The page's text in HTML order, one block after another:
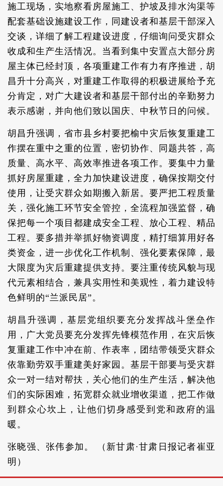
施工现场，实地察看房屋施工、护坡及排水沟渠等
配套基础设施建设工作，同建设者和基层干部深入
交谈，详细了解工程建设进度，仔细询问受灾群众
收成和生产生活情况。当看到集中安置点大部分房
屋主体已经封顶，各项重建工作有力有序推进，胡
昌升十分高兴，对重建工作取得的积极进展给予充
分肯定，对广大建设者和基层干部付出的辛勤努力
表示感谢，并向他们致以国庆、中秋节日的问候。
胡昌升强调，省市县乡村要把榆中灾后恢复重建工
作摆在重中之重的位置，密切协作、同题共答，高
质量、高水平、高效率推进各项工作。要集中力量
抓好房屋重建，全力加快建设进度，确保按期交付
使用，让受灾群众如期搬入新居。要严把工程质量
关，强化施工环节安全管控，全流程加强监督，确
保把每一个项目都建成安全工程、放心工程、精品
工程。要多措并举抓好物资调度，精打细算用好各
类资金，进一步优化工作机制、强化要素保障，最
大限度为灾后重建提供支持。要注重传统风貌与现
代元素相结合，兼具实用性和美观性，着力建设特
色鲜明的“兰派民居”。
胡昌升强调，基层党组织要充分发挥战斗堡垒作
用，广大党员要充分发挥先锋模范作用，在灾后恢
复重建工作中冲在前、作表率，团结带领受灾群众
依靠勤劳双手重建美好家园。基层干部要与受灾群
众一对一结对帮扶，关心他们的生产生活，解决他
们的实际困难，拓宽群众就业增收渠道，把工作做
到群众心坎上，让他们切身感受到党和政府的温
暖。
张晓强、张伟参加。 （新甘肃·甘肃日报记者崔亚
明）